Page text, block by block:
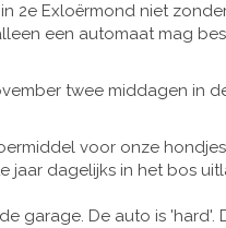
2e Exloërmond niet
een automaat mag
twee middagen in
voor onze
jaar dagelijks in het bos
garage. De auto is 'hard'.